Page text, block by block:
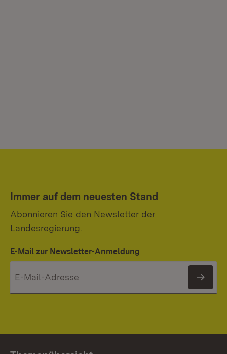
Immer auf dem neuesten Stand
Abonnieren Sie den Newsletter der
Landesregierung.
E-Mail zur Newsletter-Anmeldung